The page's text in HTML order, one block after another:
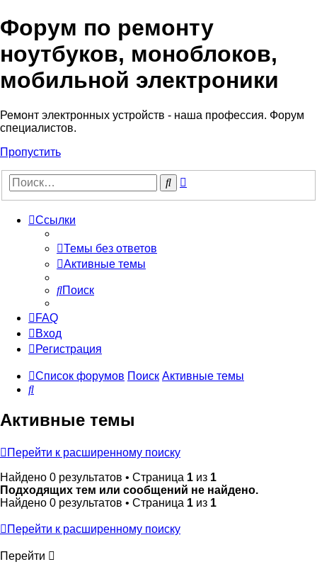
Регистрация
Форум по ремонту
ноутбуков, моноблоков,
мобильной электроники
Ремонт электронных устройств - наша профессия. Форум
специалистов.
Пропустить
Поиск
Ссылки
Темы без ответов
Активные темы
Поиск
FAQ
Вход
Регистрация
Список форумов Поиск Активные темы
Поиск
Активные темы
Перейти к расширенному поиску
Найдено 0 результатов • Страница 1 из 1
Подходящих тем или сообщений не найдено.
Найдено 0 результатов • Страница 1 из 1
Перейти к расширенному поиску
Перейти